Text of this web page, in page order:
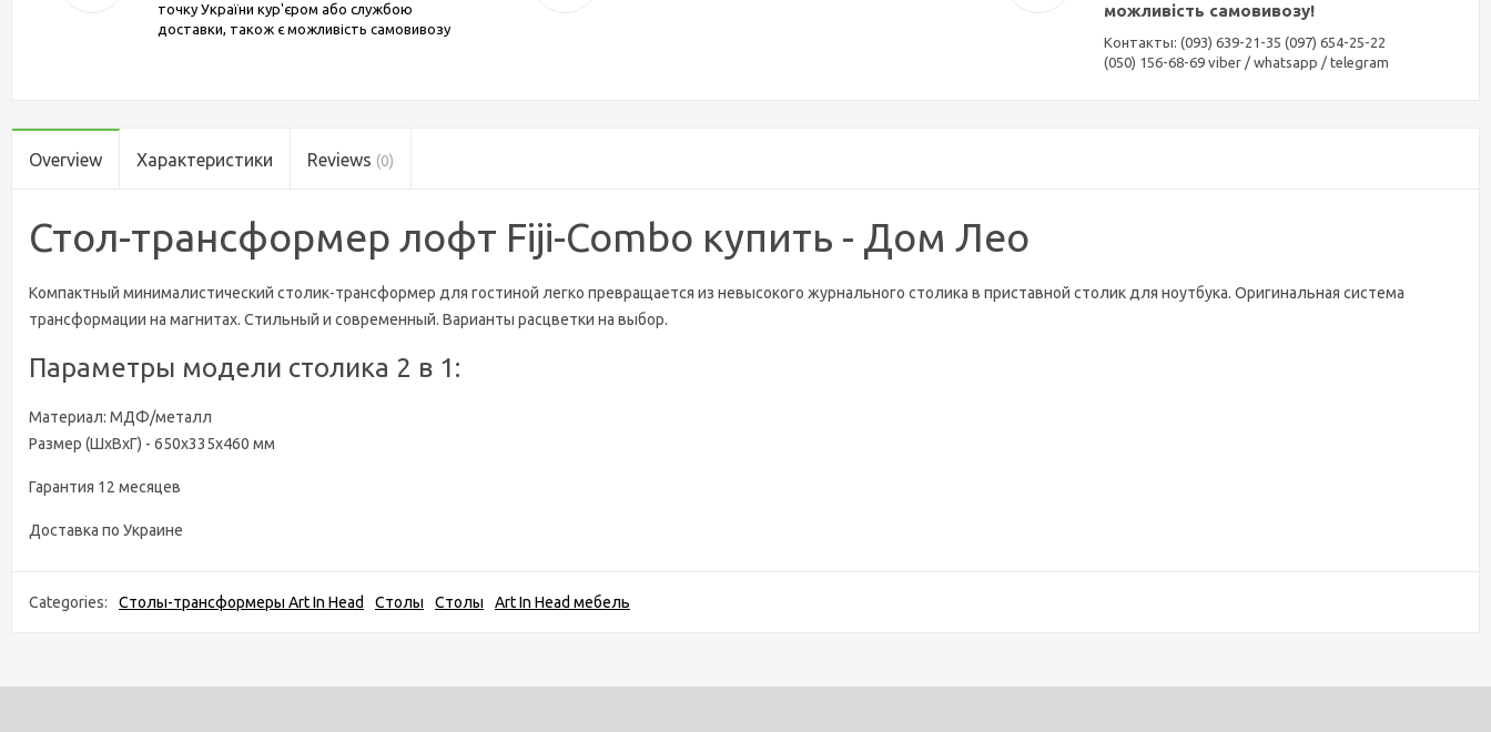
точку України кур'єром або службою
доставки, також є можливість самовивозу
можливість самовивозу!
Контакты: (093) 639-21-35 (097) 654-25-22
(050) 156-68-69 viber / whatsapp / telegram
Overview Характеристики Reviews (0)
Стол-трансформер лофт Fiji-Combo купить - Дом Лео
Компактный минималистический столик-трансформер для гостиной легко превращается из невысокого журнального столика в приставной столик для ноутбука. Оригинальная система
трансформации на магнитах. Стильный и современный. Варианты расцветки на выбор.
Параметры модели столика 2 в 1:
Материал: МДФ/металл
Размер (ШхВхГ) - 650х335х460 мм
Гарантия 12 месяцев
Доставка по Украине
Categories: Столы-трансформеры Art In Head Столы Столы Art In Head мебель